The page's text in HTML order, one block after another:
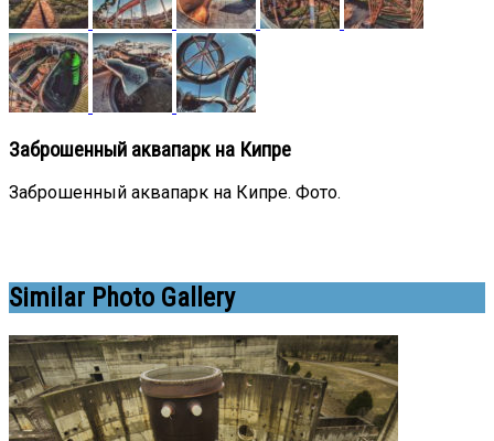
Заброшенный аквапарк на Кипре
Заброшенный аквапарк на Кипре. Фото.
Similar Photo Gallery